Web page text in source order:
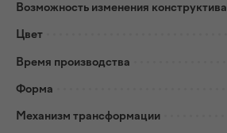
Возможность изменения конструктива
Цвет
Время производства
Форма
Механизм трансформации